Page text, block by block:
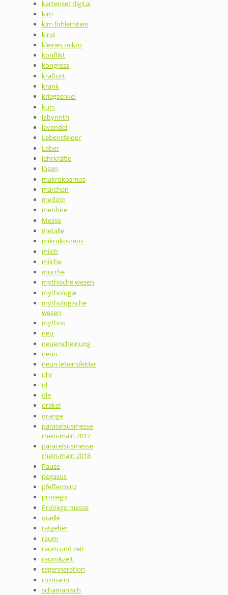
kartenset digital
kim
kim fohlenstein
kind
kleines mikro
konflikt
kongress
kraftort
krank
kriegsenkel
kurs
labyrinth
lavendel
Lebensfelder
Leber
lehrkräfte
lösen
makrokosmos
märchen
medizin
menhire
Messe
metalle
mikrokosmos
milch
milche
murrhe
mythische wesen
mythologie
mythologische
wesen
mythos
neu
neuerscheinung
neun
neun lebensfelder
ohr
öl
öle
orakel
orange
paracelsusmesse
rhein-main 2017
paracelsusmesse
rhein-main 2018
Pause
pegasus
pfefferminz
provego
ProVego messe
quelle
ratgeber
raum
raum und zeit
raum&zeit
regenneration
rosmarin
schamanisch